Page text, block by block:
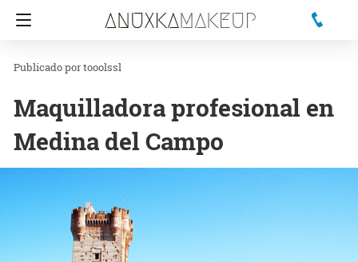
tooolssl
Maquilladora profesional en
Medina del Campo